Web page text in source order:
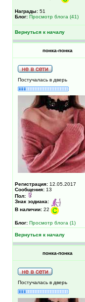
Награды: 51
Блог: Просмотр блога (41)
Вернуться к началу
понка-понка
Постучалась в дверь
Регистрация: 12.05.2017
Сообщения: 13
Пол:
Знак зодиака:
В наличии: 22
Блог: Просмотр блога (1)
Вернуться к началу
понка-понка
Постучалась в дверь